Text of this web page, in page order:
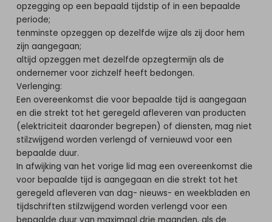
opzegging op een bepaald tijdstip of in een bepaalde
periode;
tenminste opzeggen op dezelfde wijze als zij door hem
zijn aangegaan;
altijd opzeggen met dezelfde opzegtermijn als de
ondernemer voor zichzelf heeft bedongen.
Verlenging:
Een overeenkomst die voor bepaalde tijd is aangegaan
en die strekt tot het geregeld afleveren van producten
(elektriciteit daaronder begrepen) of diensten, mag niet
stilzwijgend worden verlengd of vernieuwd voor een
bepaalde duur.
In afwijking van het vorige lid mag een overeenkomst die
voor bepaalde tijd is aangegaan en die strekt tot het
geregeld afleveren van dag- nieuws- en weekbladen en
tijdschriften stilzwijgend worden verlengd voor een